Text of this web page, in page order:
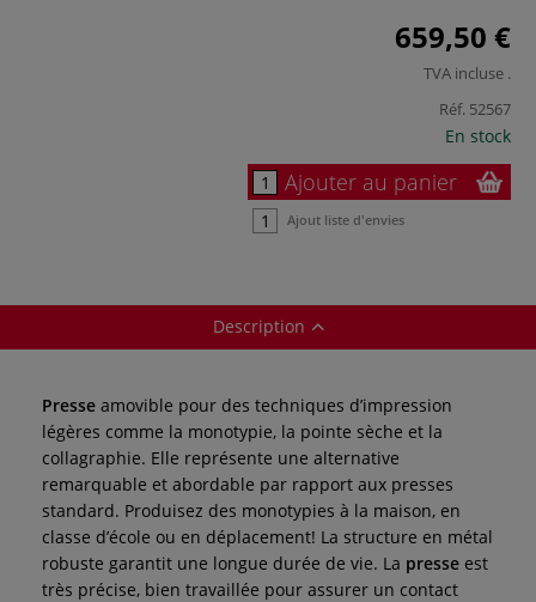
659,50 €
TVA incluse .
Réf. 52567
En stock
Ajouter au panier
Ajout liste d'envies
Description
Presse amovible pour des techniques d’impression
légères comme la monotypie, la pointe sèche et la
collagraphie. Elle représente une alternative
remarquable et abordable par rapport aux presses
standard. Produisez des monotypies à la maison, en
classe d’école ou en déplacement! La structure en métal
robuste garantit une longue durée de vie. La presse est
très précise, bien travaillée pour assurer un contact